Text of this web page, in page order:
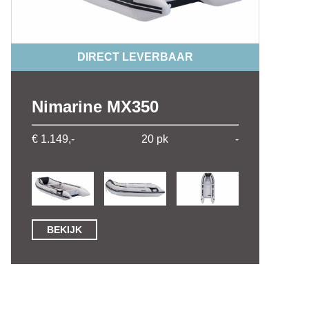
DIRECT LEVERBAAR
Nimarine MX350
€ 1.149,- 20 pk -
BEKIJK